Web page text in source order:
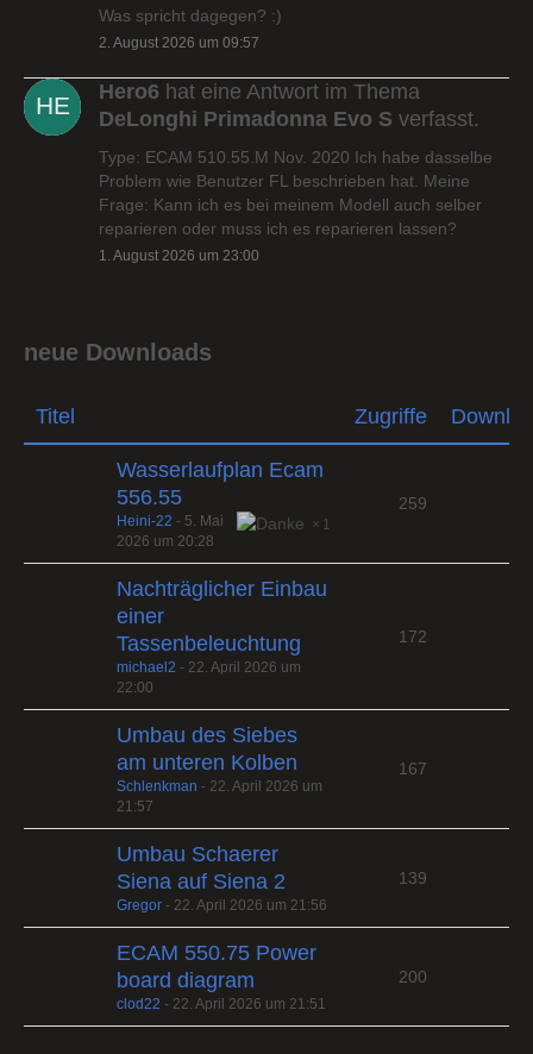
Was spricht dagegen? :)
2. August 2026 um 09:57
Hero6 hat eine Antwort im Thema
DeLonghi Primadonna Evo S verfasst.
Type: ECAM 510.55.M Nov. 2020 Ich habe dasselbe
Problem wie Benutzer FL beschrieben hat. Meine
Frage: Kann ich es bei meinem Modell auch selber
reparieren oder muss ich es reparieren lassen?
1. August 2026 um 23:00
neue Downloads
Titel Zugriffe
Wasserlaufplan Ecam
556.55
1
Heini-22 - 5. Mai
2026 um 20:28
259
Nachträglicher Einbau
einer
Tassenbeleuchtung
michael2 - 22. April 2026 um
22:00
172
Umbau des Siebes
am unteren Kolben
Schlenkman - 22. April 2026 um
21:57
167
Umbau Schaerer
Siena auf Siena 2
Gregor - 22. April 2026 um 21:56
139
ECAM 550.75 Power
board diagram
clod22 - 22. April 2026 um 21:51
200